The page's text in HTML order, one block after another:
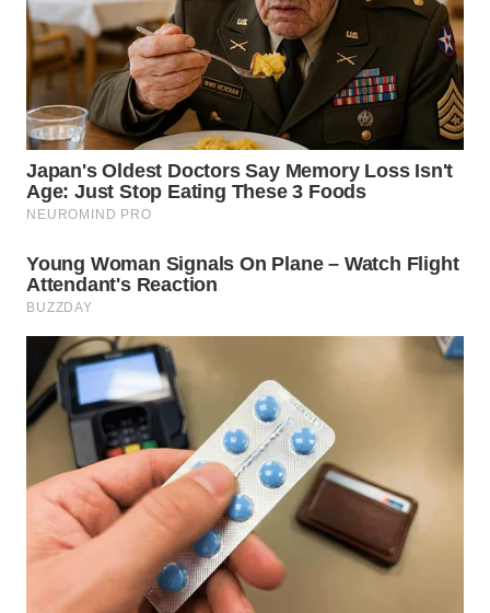
WN
KARO
WN
SIMALUNGUN
WN
LABUHANBATU
WN
TAPANULI
TENGAH
WN DELI
SERDANG
WN
TEBING
TINGGI
WN